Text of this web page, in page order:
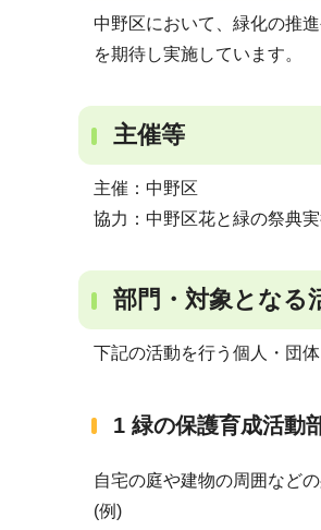
中野区において、緑化の推
を期待し実施しています。
主催等
主催：中野区
協力：中野区花と緑の祭典
部門・対象となる
下記の活動を行う個人・団
1 緑の保護育成活動
自宅の庭や建物の周囲など
(例)